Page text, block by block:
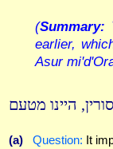
(Summary:
earlier,
Asur
היינו מטעם
(a) Question: It